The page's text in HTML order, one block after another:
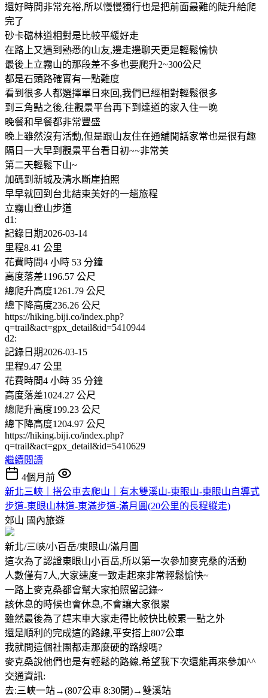
還好時間非常充裕,所以慢慢獨行也是把前面最難的陡升給爬
完了
砂卡礑林道相對是比較平緩好走
在路上又遇到熟悉的山友,邊走邊聊天更是輕鬆愉快
最後上立霧山的那段差不多也要爬升2~300公尺
都是石頭路確實有一點難度
看到很多人都選擇單日來回,我們已經相對輕鬆很多
到三角點之後,往觀景平台再下到達道的家入住一晚
晚餐和早餐都非常豐盛
晚上雖然沒有活動,但是跟山友住在通舖閒話家常也是很有趣
隔日一大早到觀景平台看日初~~非常美
第二天輕鬆下山~
加碼到新城及清水斷崖拍照
早早就回到台北結束美好的一趟旅程
立霧山登山步道
d1:
記錄日期2026-03-14
里程8.41 公里
花費時間4 小時 53 分鐘
高度落差1196.57 公尺
總爬升高度1261.79 公尺
總下降高度236.26 公尺
https://hiking.biji.co/index.php?
q=trail&act=gpx_detail&id=5410944
d2:
記錄日期2026-03-15
里程9.47 公里
花費時間4 小時 35 分鐘
高度落差1024.27 公尺
總爬升高度199.23 公尺
總下降高度1204.97 公尺
https://hiking.biji.co/index.php?
q=trail&act=gpx_detail&id=5410629
繼續閱讀
4個月前
新北三峽｜搭公車去爬山｜有木雙溪山-東眼山-東眼山自導式
步道-東眼山林道-東滿步道-滿月圓(20公里的長程縱走)
郊山 國內旅遊
新北/三峽/小百岳/東眼山/滿月圓
這次為了認證東眼山小百岳,所以第一次參加麥克桑的活動
人數僅有7人,大家速度一致走起來非常輕鬆愉快~
一路上麥克桑都會幫大家拍照留記錄~
該休息的時候也會休息,不會讓大家很累
雖然最後為了趕末車大家走得比較快比較累一點之外
還是順利的完成這的路線,平安搭上807公車
我就問這個社團都走那麼硬的路線嗎?
麥克桑說他們也是有輕鬆的路線,希望我下次還能再來參加^^
交通資訊:
去:三峽一站→(807公車 8:30開)→雙溪站